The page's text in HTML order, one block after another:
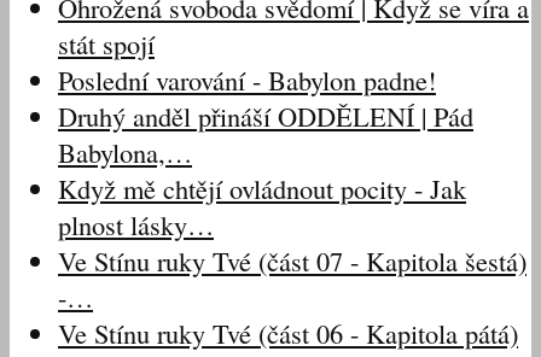
Ohrožená svoboda svědomí | Když se víra a
stát spojí
Poslední varování - Babylon padne!
Druhý anděl přináší ODDĚLENÍ | Pád
Babylona,…
Když mě chtějí ovládnout pocity - Jak
plnost lásky…
Ve Stínu ruky Tvé (část 07 - Kapitola šestá)
-…
Ve Stínu ruky Tvé (část 06 - Kapitola pátá)